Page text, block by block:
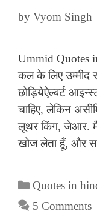
by Vyom Singh
Ummid
कल के लिए उम्मीद
छोड़ियेऐल्बर्ट
चाहिए, लेकिन
लूथर किंग, जेआर. मैं
खोज लेता हूँ, और
Categories
Quotes in
5 Comments